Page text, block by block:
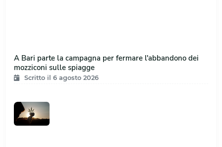
A Bari parte la campagna per fermare l'abbandono dei
mozziconi sulle spiagge
Scritto il 6 agosto 2026